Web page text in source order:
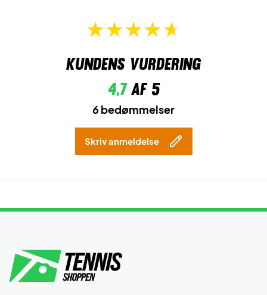
Kundens vurdering
4,7af 5
6 bedømmelser
Skriv anmeldelse